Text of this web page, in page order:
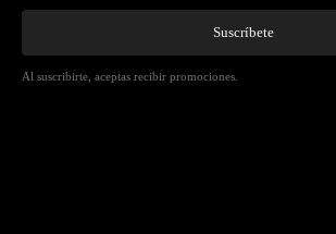
Suscríbete
Al suscribirte, aceptas recibir promociones.